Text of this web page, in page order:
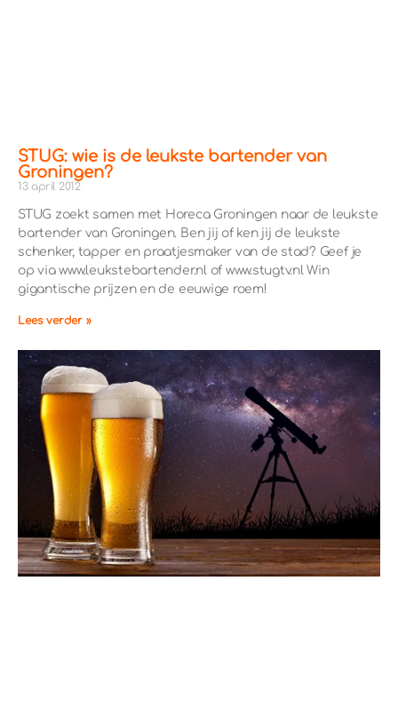
STUG: wie is de leukste bartender van
Groningen?
13 april 2012
STUG zoekt samen met Horeca Groningen naar de leukste
bartender van Groningen. Ben jij of ken jij de leukste
schenker, tapper en praatjesmaker van de stad? Geef je
op via www.leukstebartender.nl of www.stugtv.nl Win
gigantische prijzen en de eeuwige roem!
Lees verder »